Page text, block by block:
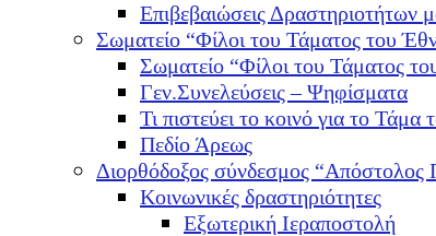
Επιβεβαιώσεις Δραστηριοτήτων
Σωματείο “Φίλοι του Τάματος του
Σωματείο “Φίλοι του Τάματος
Γεν.Συνελεύσεις – Ψηφίσματα
Τι πιστεύει το κοινό για το
Πεδίο Άρεως
Διορθόδοξος σύνδεσμος “Απόστολος
Κοινωνικές δραστηριότητες
Εξωτερική Ιεραποστολή